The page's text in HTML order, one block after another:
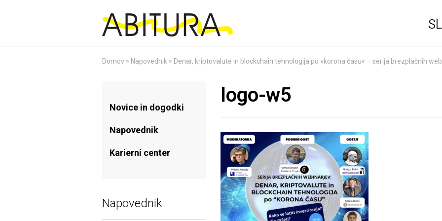
SL
Domov » Napovednik » Denar, kriptovalute in blockchain tehnologija po »korona času« – serija brezplačnih
Novice in dogodki
Napovednik
Karierni center
Napovednik
logo-w5